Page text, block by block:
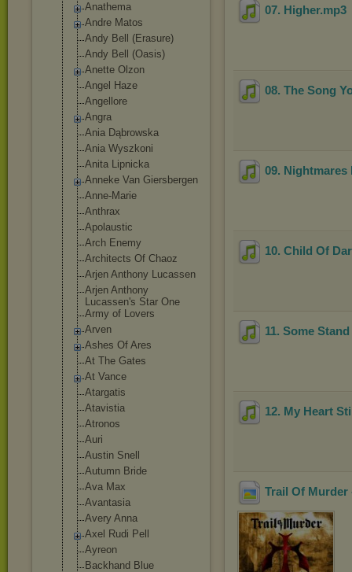
Anathema
Andre Matos
Andy Bell (Erasure)
Andy Bell (Oasis)
Anette Olzon
Angel Haze
Angellore
Angra
Ania Dąbrowska
Ania Wyszkoni
Anita Lipnicka
Anneke Van Giersbergen
Anne-Marie
Anthrax
Apolaustic
Arch Enemy
Architects Of Chaoz
Arjen Anthony Lucassen
Arjen Anthony
Lucassen's Star One
Army of Lovers
Arven
Ashes Of Ares
At The Gates
At Vance
Atargatis
Atavistia
Atronos
Auri
Austin Snell
Autumn Bride
Ava Max
Avantasia
Avery Anna
Axel Rudi Pell
Ayreon
Backhand Blue
07. Higher.mp3
08. The Song
09. Nightmares
10. Child Of
11. Some
12. My Heart
Trail Of Murder